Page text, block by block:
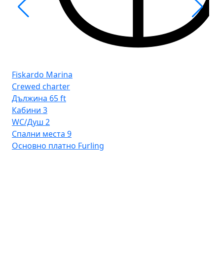
Fiskardo Marina
Crewed charter
Дължина 65 ft
Кабини 3
WC/Душ 2
Спални места 9
Основно платно Furling